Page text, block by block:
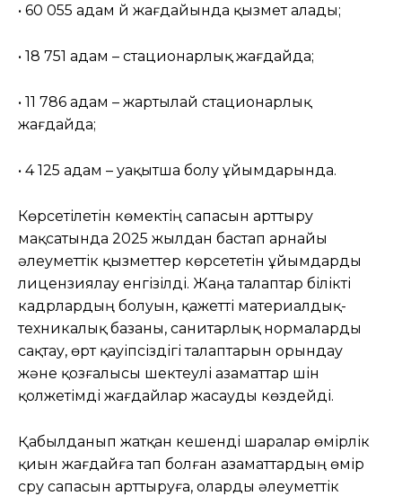
• 60 055 адам үй жағдайында қызмет алады;
• 18 751 адам – стационарлық жағдайда;
• 11 786 адам – жартылай стационарлық
жағдайда;
• 4 125 адам – уақытша болу ұйымдарында.
Көрсетілетін көмектің сапасын арттыру
мақсатында 2025 жылдан бастап арнайы
әлеуметтік қызметтер көрсететін ұйымдарды
лицензиялау енгізілді. Жаңа талаптар білікті
кадрлардың болуын, қажетті материалдық-
техникалық базаны, санитарлық нормаларды
сақтау, өрт қауіпсіздігі талаптарын орындау
және қозғалысы шектеулі азаматтар үшін
қолжетімді жағдайлар жасауды көздейді.
Қабылданып жатқан кешенді шаралар өмірлік
қиын жағдайға тап болған азаматтардың өмір
сүру сапасын арттыруға, оларды әлеуметтік